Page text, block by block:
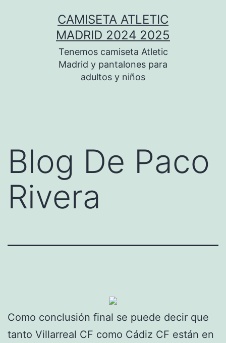
CAMISETA ATLETIC
MADRID 2024 2025
Tenemos camiseta Atletic
Madrid y pantalones para
adultos y niños
Blog De Paco
Rivera
Como conclusión final se puede decir que
tanto Villarreal CF como Cádiz CF están en